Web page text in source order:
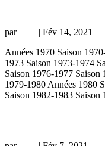
par | Fév 14, 2021 |
Années 1970 Saison
1973 Saison 1973-1974
Saison 1976-1977 Saison
1979-1980 Années 1980
Saison 1982-1983 Saison